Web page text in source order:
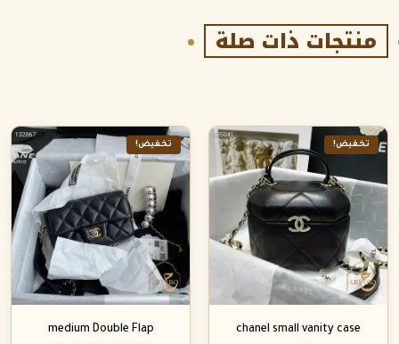
منتجات ذات صلة
تخفيض!
chanel small vanity case
تخفيض!
medium Double Flap